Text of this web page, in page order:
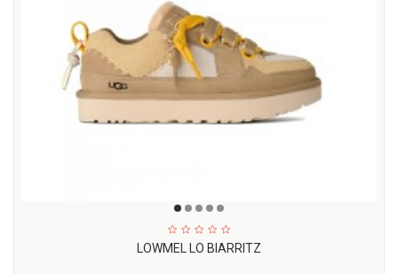
LOWMEL LO BIARRITZ